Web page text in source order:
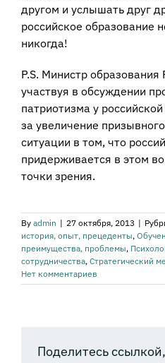
другом и услышать друг
российское образование
никогда!
P.S. Министр
участвуя в обсуждении
патриотизма у
за увеличение
ситуации в том, что
придерживается в этом
точки зрения.
By admin | 27 октября, 2013 |
история, опыт, прецеденты,
преимущества, проблемы,
сотрудничества, Стратегический
Нет комментариев
Поделитесь